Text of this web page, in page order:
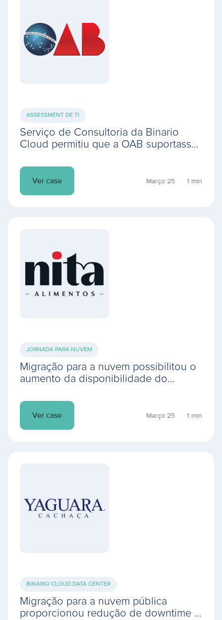
ASSESSMENT DE TI
Serviço de Consultoria da Binario
Cloud permitiu que a OAB suportasse
line do mundo
Ver case Março 25 1 min
JORNADA PARA NUVEM
Migração para a nuvem possibilitou o
aumento da disponibilidade do
mais produtividade
Ver case Março 25 1 min
BINARIO CLOUD DATA CENTER
Migração para a nuvem pública
proporcionou redução de downtime e